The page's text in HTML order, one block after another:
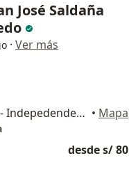
José Saldaña
· Ver más
Jr Los Quenuales N°262 - Indepedendencia, Huaraz • Mapa
desde s/ 80